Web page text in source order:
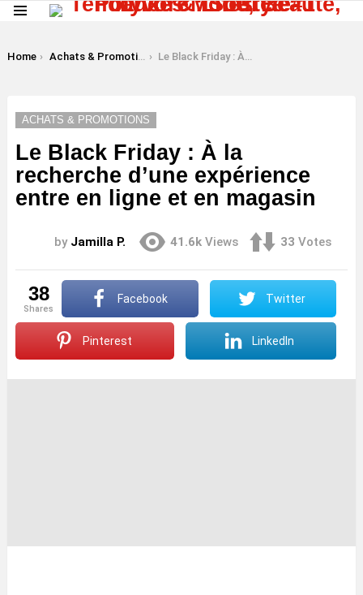
You are here:
Home Achats & Promotions Le Black Friday : À la recherche d’une expérience entre en ligne et en magasin
ACHATS & PROMOTIONS
Le Black Friday : À la
recherche d’une expérience
entre en ligne et en magasin
by Jamilla P. 41.6k Views 33 Votes
38
shares
Facebook Twitter
Pinterest LinkedIn